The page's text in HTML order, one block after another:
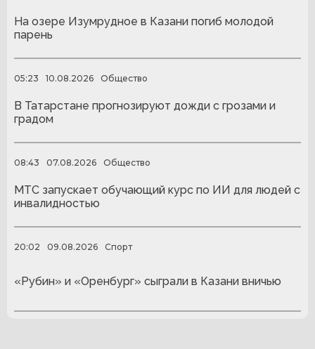
На озере Изумрудное в Казани погиб молодой
парень
05:23 10.08.2026 Общество
В Татарстане прогнозируют дожди с грозами и
градом
08:43 07.08.2026 Общество
МТС запускает обучающий курс по ИИ для людей с
инвалидностью
20:02 09.08.2026 Спорт
«Рубин» и «Оренбург» сыграли в Казани вничью